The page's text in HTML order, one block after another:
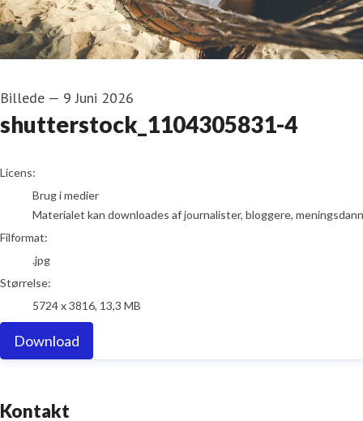
Billede — 9 Juni 2026
shutterstock_1104305831-4
go to media item
Licens:
Brug i medier
Materialet kan downloades af journalister, bloggere,
Filformat:
.jpg
Størrelse:
5724 x 3816, 13,3 MB
Download
Kontakt